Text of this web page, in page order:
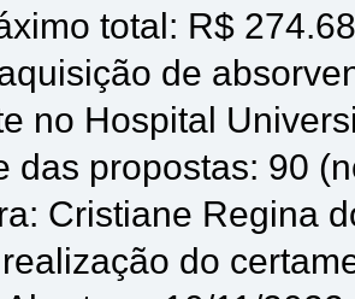
total: R$
de
no Hospital
das propostas: 90
Cristiane Regina
do